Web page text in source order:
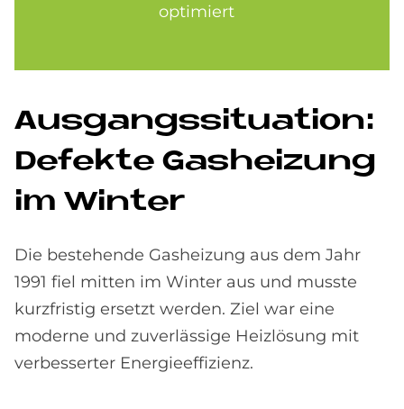
optimiert
Aus­gangs­si­tua­ti­on:
De­fek­te Gas­hei­zung
im Win­ter
Die bestehende Gasheizung aus dem Jahr
1991 fiel mitten im Winter aus und musste
kurzfristig ersetzt werden. Ziel war eine
moderne und zuverlässige Heizlösung mit
verbesserter Energieeffizienz.